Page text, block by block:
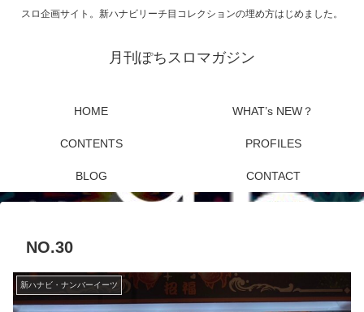
スロ企画サイト。新ハナビリーチ目コレクションの埋め方はじめました。
月刊ぽちスロマガジン
HOME WHAT’s NEW？
CONTENTS PROFILES
BLOG CONTACT
NO.30
新ハナビ・ナンバーイーツ